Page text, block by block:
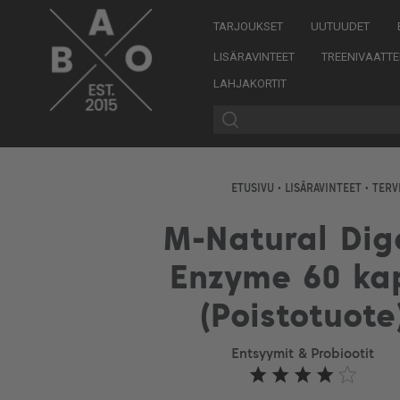
TARJOUKSET UUTUUDET
LISÄRAVINTEET
LAHJAKORTIT
ETUSIVU • LISÄRAVINTEET •
M-Natural
Enzyme 60
Entsyymit & Probiootit